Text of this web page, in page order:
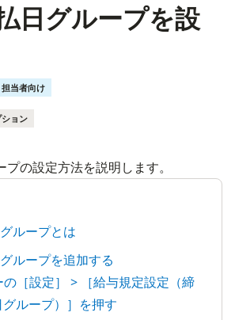
日グループを設
当者向け
ョン
の設定方法を説明します。
ループとは
ループを追加する
の［設定］ > ［給与規定設定（締
ループ）］を押す